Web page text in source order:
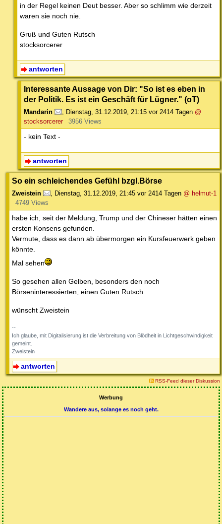
in der Regel keinen Deut besser. Aber so schlimm wie derzeit
waren sie noch nie.
Gruß und Guten Rutsch
stocksorcerer
antworten
Interessante Aussage von Dir: "So ist es eben in
der Politik. Es ist ein Geschäft für Lügner." (oT)
Mandarin , Dienstag, 31.12.2019, 21:15 vor 2414 Tagen @
stocksorcerer
3956 Views
- kein Text -
antworten
So ein schleichendes Gefühl bzgl.Börse
Zweistein , Dienstag, 31.12.2019, 21:45 vor 2414 Tagen @ helmut-1
4749 Views
habe ich, seit der Meldung, Trump und der Chineser hätten einen
ersten Konsens gefunden.
Vermute, dass es dann ab übermorgen ein Kursfeuerwerk geben
könnte.
Mal sehen
So gesehen allen Gelben, besonders den noch
Börseninteressierten, einen Guten Rutsch
wünscht Zweistein
--
Ich glaube, mit Digitalisierung ist die Verbreitung von Blödheit in Lichtgeschwindigkeit
gemeint.
Zweistein
antworten
RSS-Feed dieser Diskussion
Werbung
Wandere aus, solange es noch geht.